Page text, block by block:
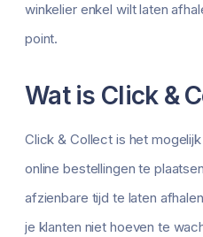
winkelier enkel wilt laten
point.
Wat is Click &
Click & Collect is het
online bestellingen te
afzienbare tijd te laten
je klanten niet hoeven te